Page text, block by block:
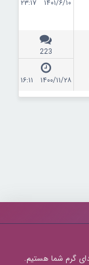
۱۴۰۱/۶/۱۰ ۲۳:۱۷
223
۱۴۰۰/۱۱/۲۸ ۱۶:۱۱